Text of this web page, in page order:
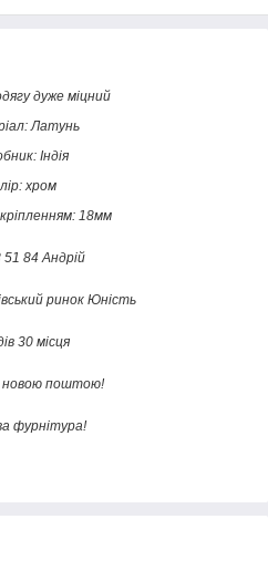
дуже міцний
Латунь
Індія
хром
18мм
51 84 Андрій
ринок Юність
30 місця
новою поштою!
фурнітура!